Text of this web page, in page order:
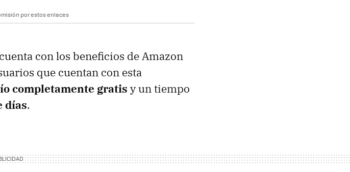
por estos enlaces
con los beneficios de Amazon
que cuentan con esta
completamente gratis y un tiempo
días.